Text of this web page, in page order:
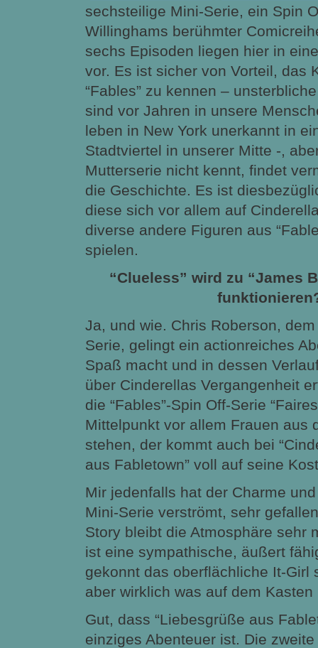
sechsteilige Mini-Serie, ein Spin
Willinghams berühmter
sechs Episoden liegen hier in
vor. Es ist sicher von Vorteil, das
“Fables” zu kennen –
sind vor Jahren in unsere
leben in New York unerkannt in
Stadtviertel in unserer Mitte -,
Mutterserie nicht kennt, findet
die Geschichte. Es ist
diese sich vor allem auf
diverse andere Figuren aus
spielen.
“Clueless” wird zu “James
Ja, und wie. Chris Roberson,
Serie, gelingt ein actionreiches
Spaß macht und in dessen
über Cinderellas Vergangenheit
die “Fables”-Spin Off-Serie
Mittelpunkt vor allem Frauen aus
stehen, der kommt auch bei
aus Fabletown” voll auf seine
Mir jedenfalls hat der Charme
Mini-Serie verströmt, sehr
Story bleibt die Atmosphäre sehr
ist eine sympathische, äußert
gekonnt das oberflächliche It-Girl
aber wirklich was auf dem Kasten
Gut, dass “Liebesgrüße aus
einziges Abenteuer ist. Die